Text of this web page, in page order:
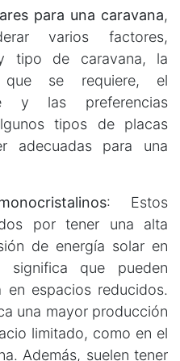
para una caravana,
varios factores,
tipo de caravana, la
que se requiere, el
y las preferencias
tipos de placas
adecuadas para una
: Estos
por tener una alta
de energía solar en
significa que pueden
en espacios reducidos.
una mayor producción
limitado, como en el
Además, suelen tener